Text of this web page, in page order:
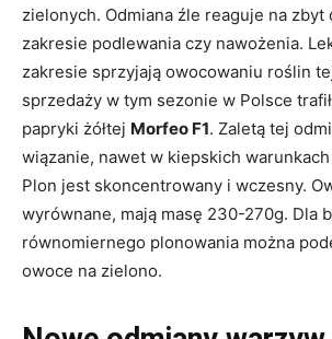
zielonych. Odmiana źle reaguje na
zakresie podlewania czy nawożenia.
zakresie sprzyjają owocowaniu roślin
sprzedaży w tym sezonie w Polsce
papryki żółtej Morfeo F1. Zaletą tej
wiązanie, nawet w kiepskich
Plon jest skoncentrowany i wczesny.
wyrównane, mają masę 230-270g. Dla
równomiernego plonowania można
owoce na zielono.